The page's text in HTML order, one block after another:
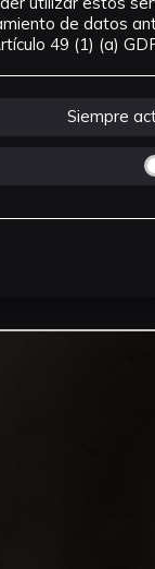
de datos
49 (1) (a)
Siempre